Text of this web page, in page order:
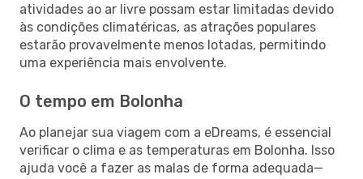
atividades ao ar livre possam estar limitadas devido
às condições climatéricas, as atrações populares
estarão provavelmente menos lotadas, permitindo
uma experiência mais envolvente.
O tempo em Bolonha
Ao planejar sua viagem com a eDreams, é essencial
verificar o clima e as temperaturas em Bolonha. Isso
ajuda você a fazer as malas de forma adequada—